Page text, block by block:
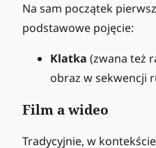
Na sam początek
podstawowe pojęcie:
Klatka (zwana też
obraz w sekwencji
Film a wideo
Tradycyjnie, w